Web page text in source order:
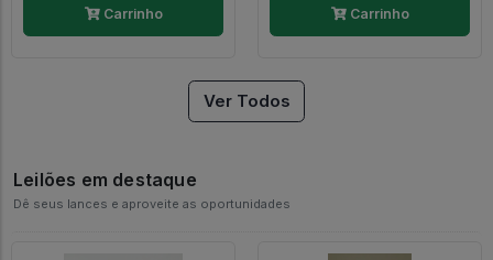
Carrinho Carrinho
Ver Todos
Leilões em destaque
Dê seus lances e aproveite as oportunidades